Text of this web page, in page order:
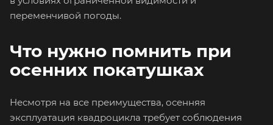
переменчивой погоды.
Что нужно помнить при
осенних покатушках
Несмотря на все преимущества, осенняя
эксплуатация квадроцикла требует соблюдения